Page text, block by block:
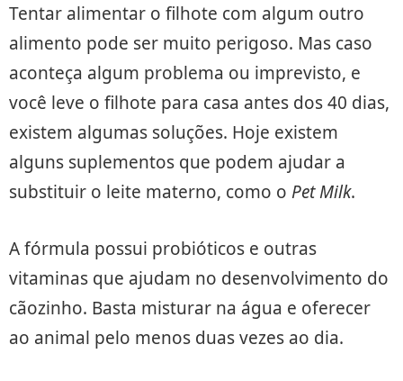
Tentar alimentar o filhote com algum outro
alimento pode ser muito perigoso. Mas caso
aconteça algum problema ou imprevisto, e
você leve o filhote para casa antes dos 40 dias,
existem algumas soluções. Hoje existem
alguns suplementos que podem ajudar a
substituir o leite materno, como o Pet Milk.
A fórmula possui probióticos e outras
vitaminas que ajudam no desenvolvimento do
cãozinho. Basta misturar na água e oferecer
ao animal pelo menos duas vezes ao dia.